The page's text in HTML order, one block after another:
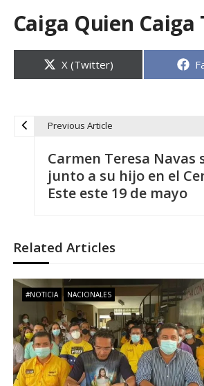
Caiga Quien
Compartir
en
X (Twitter)
e
g
a
c
Previous Article
Carmen Teresa Navas
junto a su hijo en el
Este este 19 de mayo
Related Articles
#NOTICIA NACIONALES